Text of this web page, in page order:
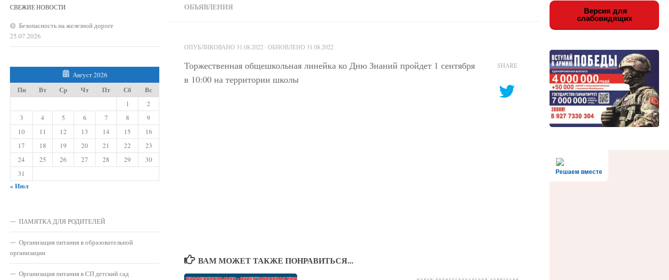
ОБЪЯВЛЕНИЯ
ОПУБЛИКОВАНО 31.08.2022 · ОБНОВЛЕНО 31.08.2022
Торжественная общешкольная линейка ко Дню Знаний пройдет 1 сентября
в 10:00 на территории школы
SHARE
ВАМ МОЖЕТ ТАКЖЕ ПОНРАВИТЬСЯ...
СВЕЖИЕ НОВОСТИ
Безопасность на железной дороге
25.07.2026
Август 2026
Пн Вт Ср Чт Пт Сб Вс
1
2
3
4 5 6 7 8
9
10
11 12 13 14 15
16
17
18 19 20 21 22
23
24
25 26 27 28 29
30
31
« Июл
ПАМЯТКА ДЛЯ РОДИТЕЛЕЙ
Организация питания в образовательной
организации
Организация питания в СП детский сад
Версия для
слабовидящих
Решаем вместе